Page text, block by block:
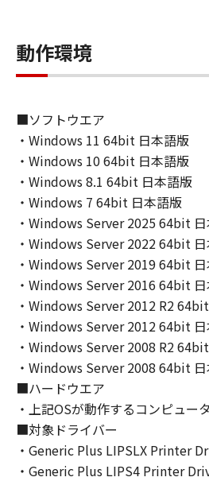
諾されるものではありません。
布、リースもしくは貸与その
第三者に「本ソフトウェア」
はできません。
(2) お客様は、「本ソフトウ
は一部を修正、改変、逆コン
ブル、その他リバースエンジ
ことはできません。また第三
為をさせてはなりません。
３．著作権表示
お客様は、「本ソフトウェア
ノンまたはキヤノンのライセ
示を変更し、除去しもしくは
せん。
４．所有権
「本ソフトウェア」に係る権
は、その内容によりキヤノ
ライセンサーに帰属します。
動作環境
■ソフトウエア
・Windows 11 64bit 日本語版
・Windows 10 64bit 日本語版
・Windows 8.1 64bit 日本語版
・Windows 7 64bit 日本語版
・Windows Server 2025 64bit
・Windows Server 2022 64bit
・Windows Server 2019 64bit
・Windows Server 2016 64bit
・Windows Server 2012 R2
・Windows Server 2012 64bit
・Windows Server 2008 R2
・Windows Server 2008 64bit
■ハードウエア
・上記OSが動作するコンピュー
■対象ドライバー
・Generic Plus LIPSLX Printer
・Generic Plus LIPS4 Printer